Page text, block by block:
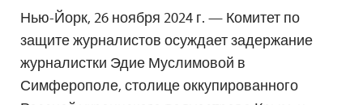
Нью-Йорк, 26 ноября 2024 г. — Комитет по
защите журналистов осуждает задержание
журналистки Эдие Муслимовой в
Симферополе, столице оккупированного